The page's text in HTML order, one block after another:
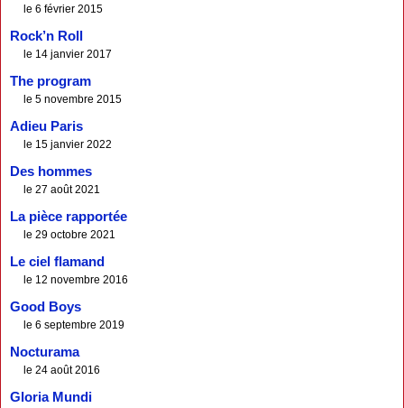
le 6 février 2015
Rock’n Roll
le 14 janvier 2017
The program
le 5 novembre 2015
Adieu Paris
le 15 janvier 2022
Des hommes
le 27 août 2021
La pièce rapportée
le 29 octobre 2021
Le ciel flamand
le 12 novembre 2016
Good Boys
le 6 septembre 2019
Nocturama
le 24 août 2016
Gloria Mundi